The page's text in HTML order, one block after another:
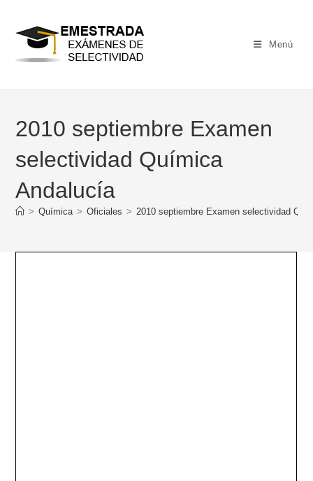
contenido
Menú
2010 septiembre Examen
selectividad Química
Andalucía
> Química > Oficiales > 2010 septiembre Examen selectividad